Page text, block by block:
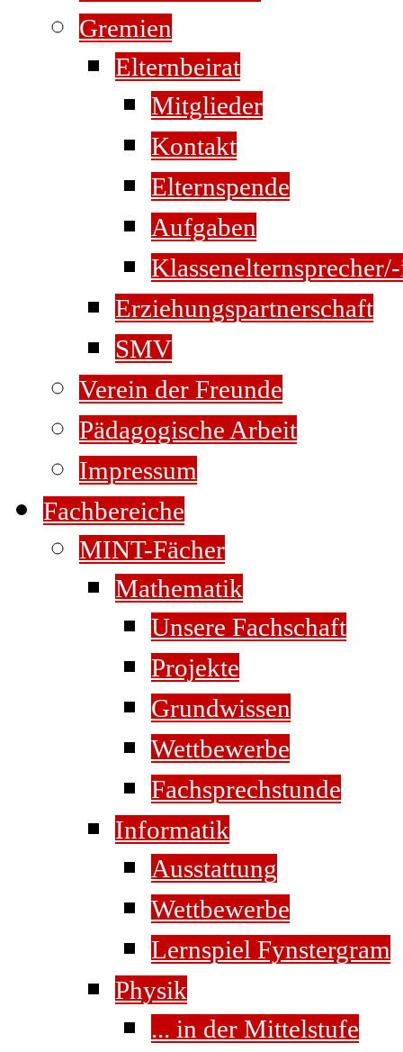
Gremien
Elternbeirat
Mitglieder
Kontakt
Elternspende
Aufgaben
Erziehungspartnerschaft
SMV
Verein der Freunde
Pädagogische Arbeit
Impressum
Fachbereiche
MINT-Fächer
Mathematik
Unsere Fachschaft
Projekte
Grundwissen
Wettbewerbe
Fachsprechstunde
Informatik
Ausstattung
Wettbewerbe
Lernspiel Fynstergram
Physik
... in der Mittelstufe